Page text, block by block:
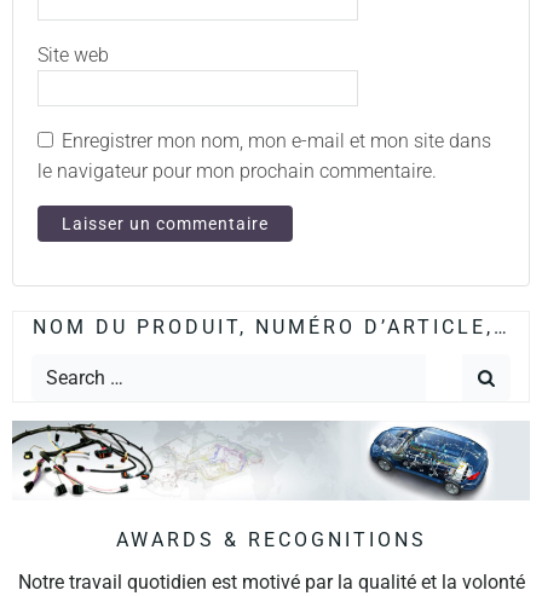
Site web
Enregistrer mon nom, mon e-mail et mon site dans
le navigateur pour mon prochain commentaire.
NOM DU PRODUIT, NUMÉRO D’ARTICLE,…
AWARDS & RECOGNITIONS
Notre travail quotidien est motivé par la qualité et la volonté